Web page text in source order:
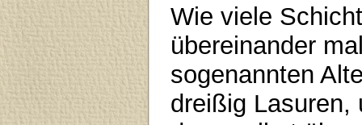
Wie viele
übereinander
sogenannten
dreißig Lasuren,